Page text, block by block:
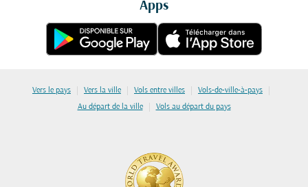
Apps
Vers le pays | Vers la ville | Vols entre villes | Vols-de-ville-à-pays |
Au départ de la ville | Vols au départ du pays